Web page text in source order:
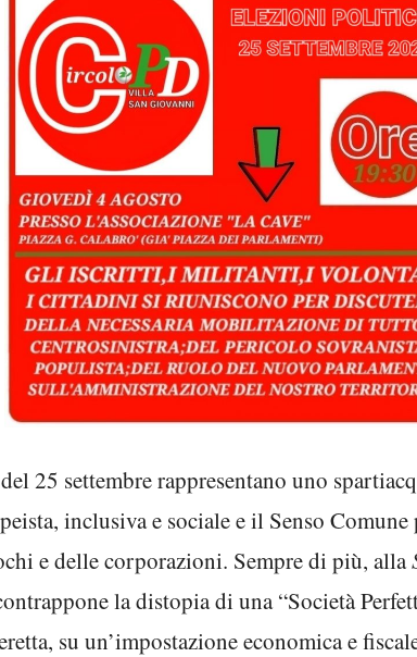
25 settembre rappresentano uno
inclusiva e sociale e il Senso
e delle corporazioni. Sempre di più, alla
la distopia di una “Società
su un’impostazione economica e